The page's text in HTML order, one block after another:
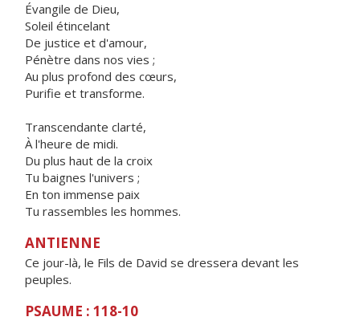
Évangile de Dieu,
Soleil étincelant
De justice et d'amour,
Pénètre dans nos vies ;
Au plus profond des cœurs,
Purifie et transforme.
Transcendante clarté,
À l'heure de midi.
Du plus haut de la croix
Tu baignes l'univers ;
En ton immense paix
Tu rassembles les hommes.
ANTIENNE
Ce jour-là, le Fils de David se dressera devant les
peuples.
PSAUME : 118-10